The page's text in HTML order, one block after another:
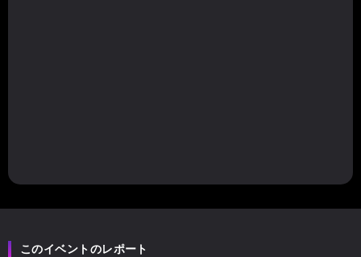
このイベントのレポート